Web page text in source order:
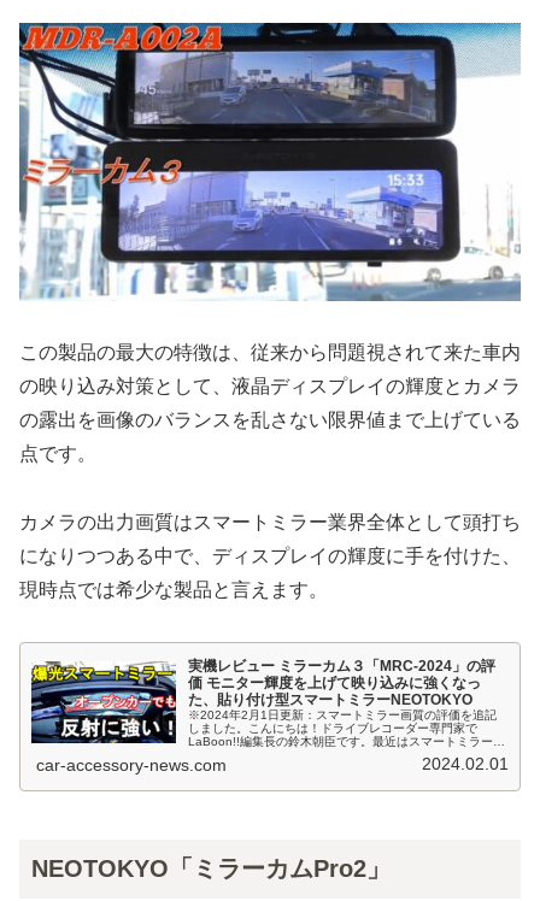
この製品の最大の特徴は、従来から問題視されて来た車内
の映り込み対策として、液晶ディスプレイの輝度とカメラ
の露出を画像のバランスを乱さない限界値まで上げている
点です。
カメラの出力画質はスマートミラー業界全体として頭打ち
になりつつある中で、ディスプレイの輝度に手を付けた、
現時点では希少な製品と言えます。
実機レビュー ミラーカム３「MRC-2024」の評
価 モニター輝度を上げて映り込みに強くなっ
た、貼り付け型スマートミラーNEOTOKYO
※2024年2月1日更新：スマートミラー画質の評価を追記
しました。こんにちは！ドライブレコーダー専門家で
LaBoon!!編集長の鈴木朝臣です。最近はスマートミラーの
なモニターの輝度レベルが...
car-accessory-news.com 2024.02.01
NEOTOKYO「ミラーカムPro2」